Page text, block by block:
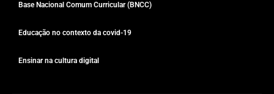
Base Nacional Comum Curricular (BNCC)
Educação no contexto da covid-19
Ensinar na cultura digital